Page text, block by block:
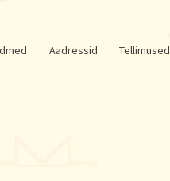
Aadressid Tellimused